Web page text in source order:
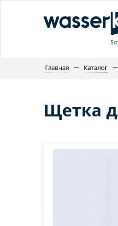
Главная Каталог
Щетка